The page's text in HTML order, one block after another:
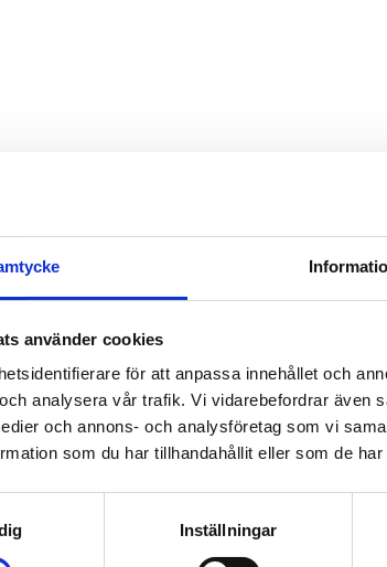
använder cookies
för att anpassa innehållet och
analysera vår trafik. Vi vidarebefordrar även
och annons- och analysföretag som vi
som du har tillhandahållit eller som de
Inställningar
med display för mätning och
daggpunkt i tryckluft upp till 25 Bar. Sond
2 eller 4 m som option). Med